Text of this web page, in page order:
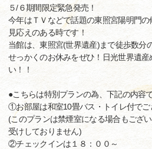
５/６期間限定緊急発売！
今年はＴＶなどで話題の東照宮陽明門
見応えのある時です！
当館は、東照宮(世界遺産)まで徒歩数分
せっかくのお休みをぜひ！日光世界遺
い！！
●こちらは特別プランの為、下記の内容
①お部屋は和室10畳バス・トイレ付でご
(このプランは禁煙室になる場合もござ
受けしておりません)
②チェックインは１８：００～